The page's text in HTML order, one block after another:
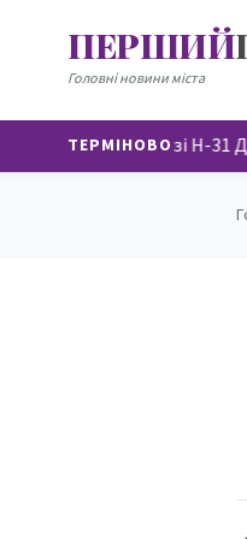
ПЕРШИЙ
Головні новини міста
ТЕРМІНОВО
На автодорозі Н-31
НОВИНИ